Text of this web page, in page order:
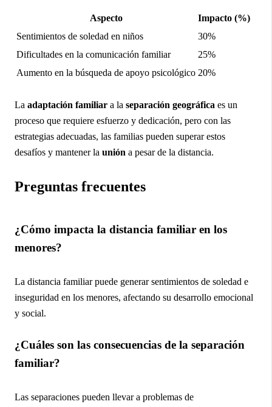
Aspecto
Impacto (%)
Sentimientos de soledad en niños
30%
Dificultades en la comunicación familiar
25%
Aumento en la búsqueda de apoyo psicológico 20%
La adaptación familiar a la separación geográfica es un
proceso que requiere esfuerzo y dedicación, pero con las
estrategias adecuadas, las familias pueden superar estos
desafíos y mantener la unión a pesar de la distancia.
Preguntas frecuentes
¿Cómo impacta la distancia familiar en los
menores?
La distancia familiar puede generar sentimientos de soledad e
inseguridad en los menores, afectando su desarrollo emocional
y social.
¿Cuáles son las consecuencias de la separación
familiar?
Las separaciones pueden llevar a problemas de